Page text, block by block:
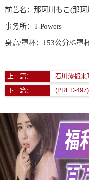
前艺名：那珂川もこ(那珂
事务所：T-Powers
身高/罩杯：153公分/G罩
上一篇：
石川澪都来
下一篇：